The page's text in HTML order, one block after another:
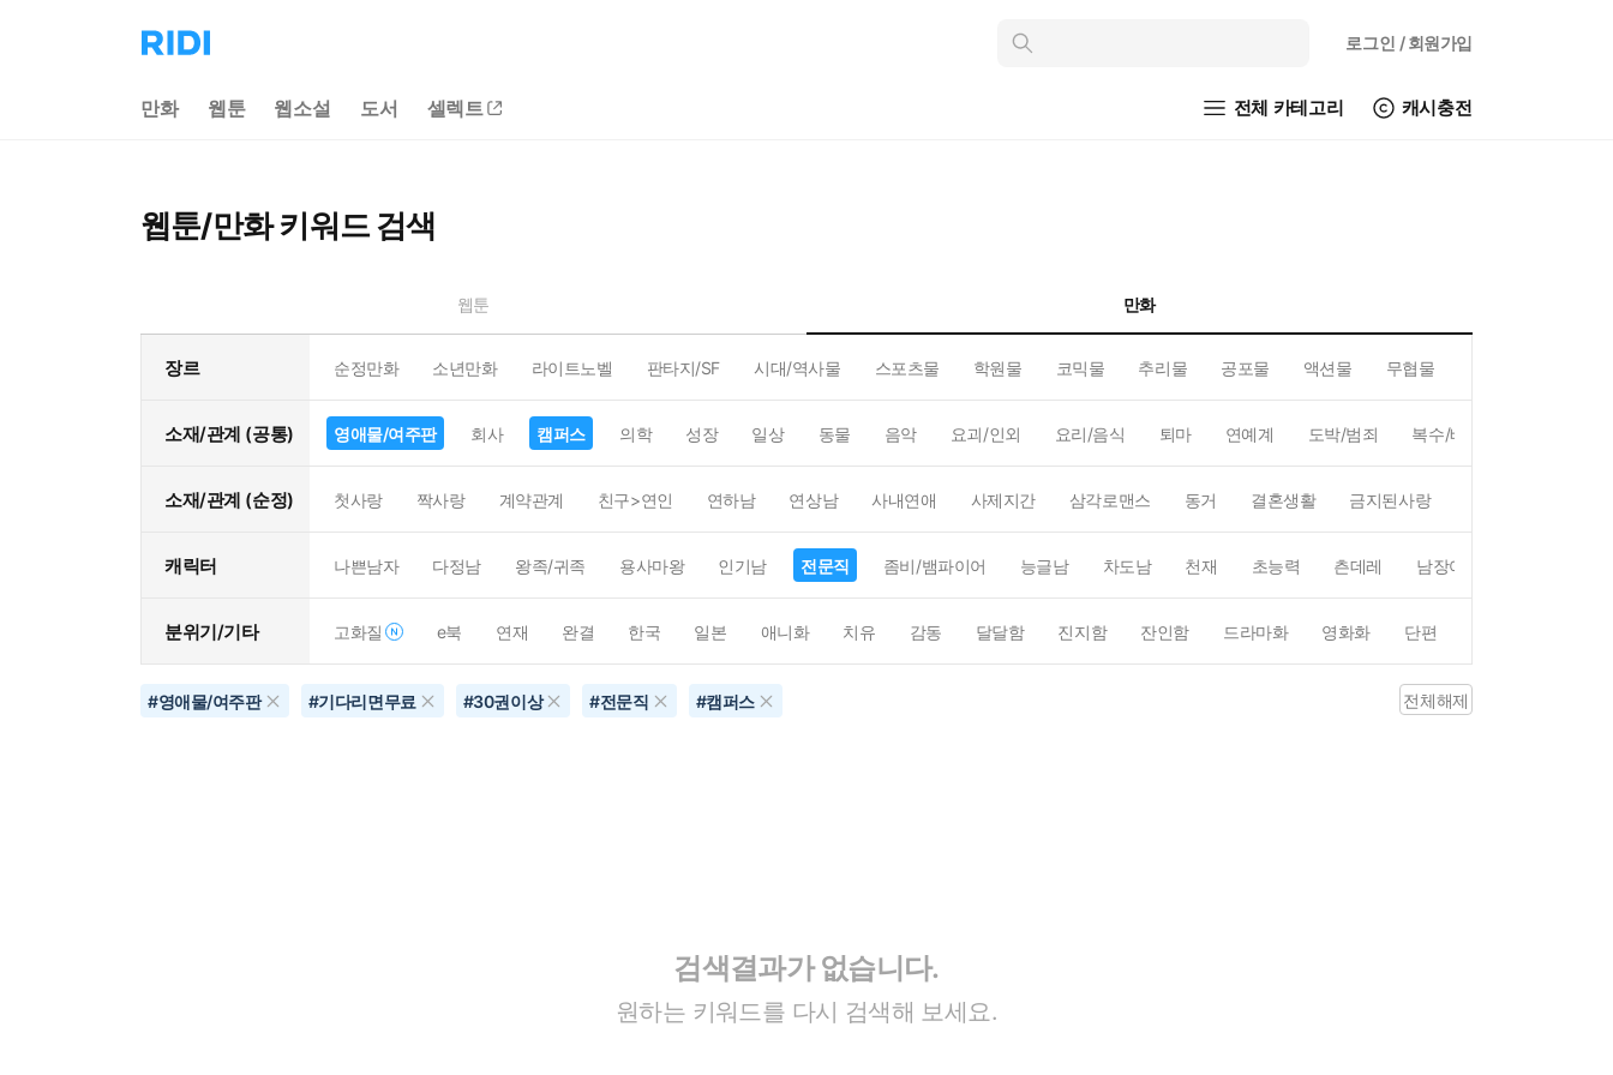
리
디
으
인
로그인 / 회원가입
만화 웹툰 웹소설 도서 셀렉트 전체 카테고리 캐시충전
웹툰/만화 키워드 검색
웹툰 만화
장르 순정만화 소년만화 라이트노벨 판타지/SF 시대/역사물 스포츠물 학원물 코믹물 추리물 공포물 액션물 무협물
소재/관계 (공통) 영애물/여주판 회사 캠퍼스 의학 성장 일상 동물 음악 요괴/인외 요리/음식 퇴마 연예계 도박/범죄 복수/배신
소재/관계 (순정) 첫사랑 짝사랑 계약관계 친구>연인 연하남 연상남 사내연애 사제지간 삼각로맨스 동거 결혼생활 금지된사랑
캐릭터 나쁜남자 다정남 왕족/귀족 용사마왕 인기남 전문직 좀비/뱀파이어 능글남 차도남 천재 초능력 츤데레 남장여자
분위기/기타 고화질 e북 연재 완결 한국 일본 애니화 치유 감동 달달함 진지함 잔인함 드라마화 영화화 단편
#영애물/여주판 #기다리면무료 #30권이상 #전문직 #캠퍼스 전체해제
검색결과가 없습니다.
원하는 키워드를 다시 검색해 보세요.